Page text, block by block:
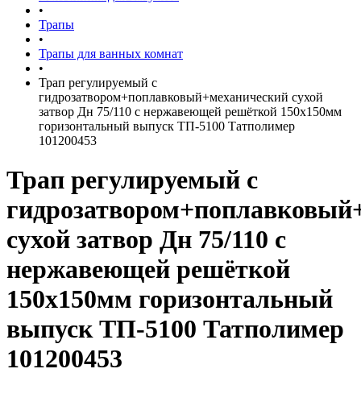
•
Трапы
•
Трапы для ванных комнат
•
Трап регулируемый с
гидрозатвором+поплавковый+механический сухой
затвор Дн 75/110 с нержавеющей решёткой 150х150мм
горизонтальный выпуск ТП-5100 Татполимер
101200453
Трап регулируемый с
сухой затвор Дн 75/110 с
нержавеющей решёткой
150х150мм горизонтальный
выпуск ТП-5100 Татполимер
101200453